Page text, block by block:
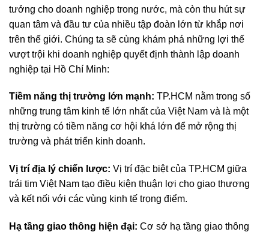
tưởng cho doanh nghiệp trong nước, mà còn thu hút sự
quan tâm và đầu tư của nhiều tập đoàn lớn từ khắp nơi
trên thế giới. Chúng ta sẽ cùng khám phá những lợi thế
vượt trội khi doanh nghiệp quyết định thành lập doanh
nghiệp tại Hồ Chí Minh:
Tiềm năng thị trường lớn mạnh: TP.HCM nằm trong số
những trung tâm kinh tế lớn nhất của Việt Nam và là một
thị trường có tiềm năng cơ hội khá lớn để mở rộng thị
trường và phát triển kinh doanh.
Vị trí địa lý chiến lược: Vị trí đặc biệt của TP.HCM giữa
trái tim Việt Nam tạo điều kiện thuận lợi cho giao thương
và kết nối với các vùng kinh tế trọng điểm.
Hạ tầng giao thông hiện đại: Cơ sở hạ tầng giao thông